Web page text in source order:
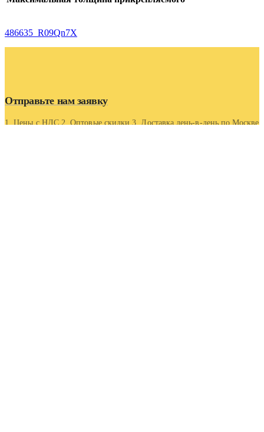
486635_R09Qn7X
Отправьте нам заявку
1. Цены с НДС 2. Оптовые скидки 3. Доставка день-в-день по Москве